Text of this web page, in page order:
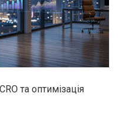
та оптимізація